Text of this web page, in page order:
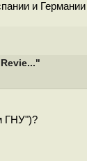
и
ГНУ")?